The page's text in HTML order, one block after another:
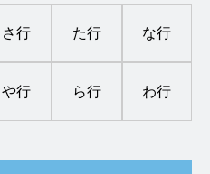
さ行 た行 な行
や行 ら行 わ行